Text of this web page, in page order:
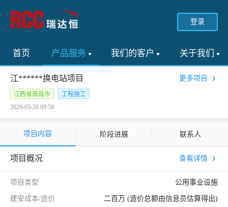
登录
首页 产品服务 我们的客户 关于我们
江******换电站项目 更多项目
江西省南昌市
工程施工
2026-05-28 09:58
项目内容 阶段进展 联系人
项目概况 查看详情
项目类型 公用事业设施
建安成本/造价 二百万 (造价总额由信息员估算得出)